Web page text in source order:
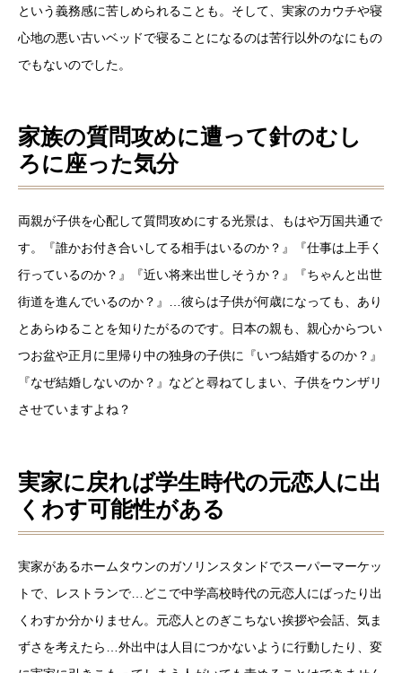
という義務感に苦しめられることも。そして、実家のカウチや寝
心地の悪い古いベッドで寝ることになるのは苦行以外のなにもの
でもないのでした。
家族の質問攻めに遭って針のむし
ろに座った気分
両親が子供を心配して質問攻めにする光景は、もはや万国共通で
す。『誰かお付き合いしてる相手はいるのか？』『仕事は上手く
行っているのか？』『近い将来出世しそうか？』『ちゃんと出世
街道を進んでいるのか？』…彼らは子供が何歳になっても、あり
とあらゆることを知りたがるのです。日本の親も、親心からつい
つお盆や正月に里帰り中の独身の子供に『いつ結婚するのか？』
『なぜ結婚しないのか？』などと尋ねてしまい、子供をウンザリ
させていますよね？
実家に戻れば学生時代の元恋人に出
くわす可能性がある
実家があるホームタウンのガソリンスタンドでスーパーマーケッ
トで、レストランで…どこで中学高校時代の元恋人にばったり出
くわすか分かりません。元恋人とのぎこちない挨拶や会話、気ま
ずさを考えたら…外出中は人目につかないように行動したり、変